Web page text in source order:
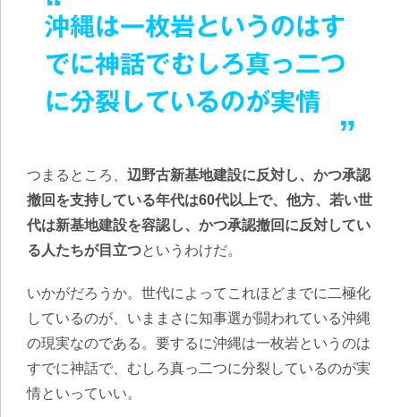
沖縄は一枚岩というのはす
でに神話でむしろ真っ二つ
に分裂しているのが実情
つまるところ、 辺野古新基地建設に反対し、かつ承認
撤回を支持している年代は60代以上で、他方、若い世
代は新基地建設を容認し、かつ承認撤回に反対してい
る人たちが目立つというわけだ。
いかがだろうか。世代によってこれほどまでに二極化
しているのが、いままさに知事選が闘われている沖縄
の現実なのである。要するに沖縄は一枚岩というのは
すでに神話で、むしろ真っ二つに分裂しているのが実
情といっていい。